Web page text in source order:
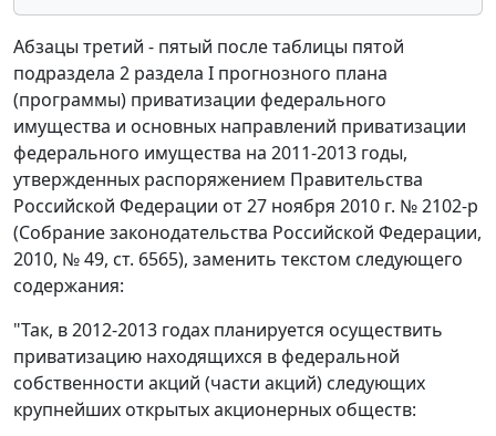
Абзацы третий - пятый после таблицы пятой
подраздела 2 раздела I прогнозного плана
(программы) приватизации федерального
имущества и основных направлений приватизации
федерального имущества на 2011-2013 годы,
утвержденных распоряжением Правительства
Российской Федерации от 27 ноября 2010 г. № 2102-р
(Собрание законодательства Российской Федерации,
2010, № 49, ст. 6565), заменить текстом следующего
содержания:
"Так, в 2012-2013 годах планируется осуществить
приватизацию находящихся в федеральной
собственности акций (части акций) следующих
крупнейших открытых акционерных обществ: